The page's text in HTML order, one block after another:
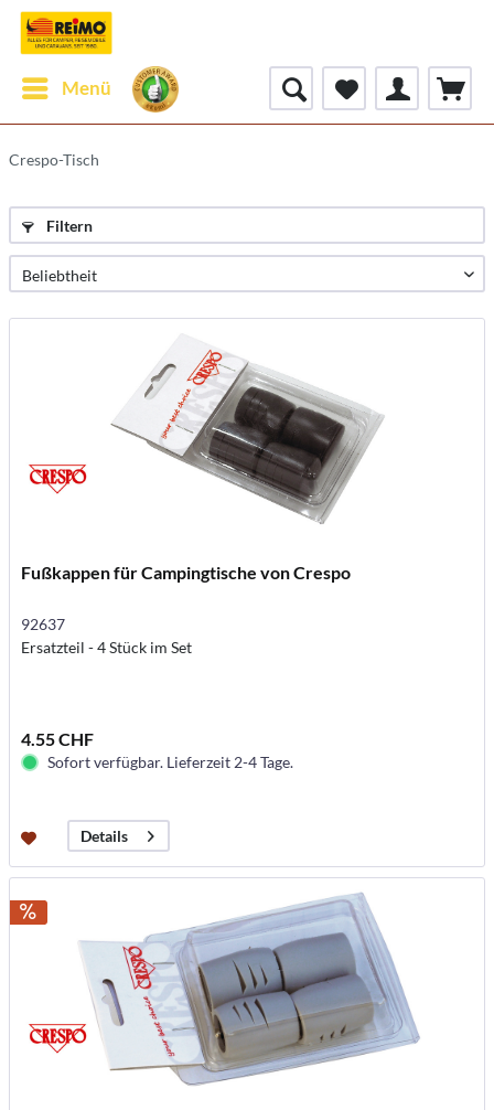
Menü
Crespo-Tisch
Filtern
Fußkappen für Campingtische von Crespo
92637
Ersatzteil - 4 Stück im Set
4.55 CHF
Sofort verfügbar. Lieferzeit 2-4 Tage.
Details